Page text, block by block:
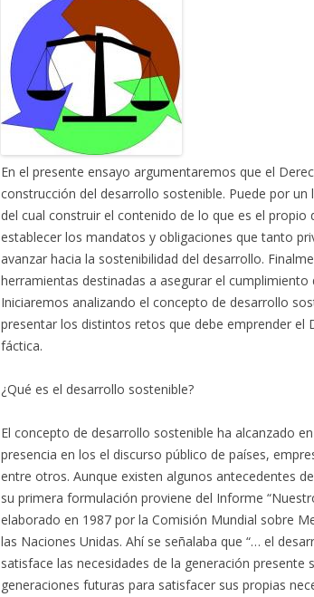
En el presente ensayo argumentaremos que el
construcción del desarrollo sostenible. Puede por
del cual construir el contenido de lo que es el
establecer los mandatos y obligaciones que tanto
avanzar hacia la sostenibilidad del desarrollo.
herramientas destinadas a asegurar el
Iniciaremos analizando el concepto de desarrollo
presentar los distintos retos que debe emprender el
fáctica.
¿Qué es el desarrollo sostenible?
El concepto de desarrollo sostenible ha alcanzado
presencia en los el discurso público de países,
entre otros. Aunque existen algunos antecedentes
su primera formulación proviene del Informe
elaborado en 1987 por la Comisión Mundial sobre
las Naciones Unidas. Ahí se señalaba que “… el
satisface las necesidades de la generación
generaciones futuras para satisfacer sus propias